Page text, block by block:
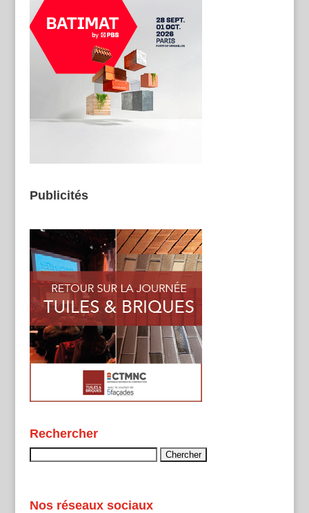
Publicités
Rechercher
Nos réseaux sociaux